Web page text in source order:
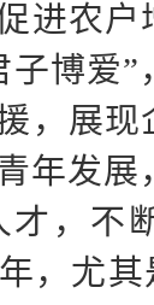
进农户
子博爱”
，展现
年发展
，不
，尤其